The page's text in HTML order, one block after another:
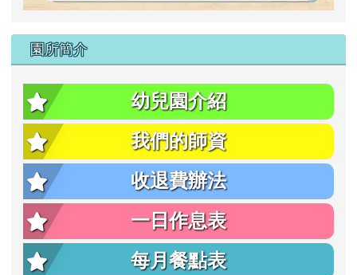
放
影
片
園所簡介
幼兒園介紹
我們的師資
收退費辦法
一日作息表
每月餐點表